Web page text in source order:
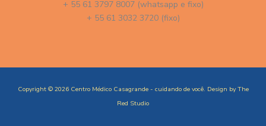
+ 55 61 3797 8007 (whatsapp e fixo)
+ 55 61 3032 3720 (fixo)
Copyright © 2026 Centro Médico Casagrande - cuidando de você. Design byThe
Red Studio